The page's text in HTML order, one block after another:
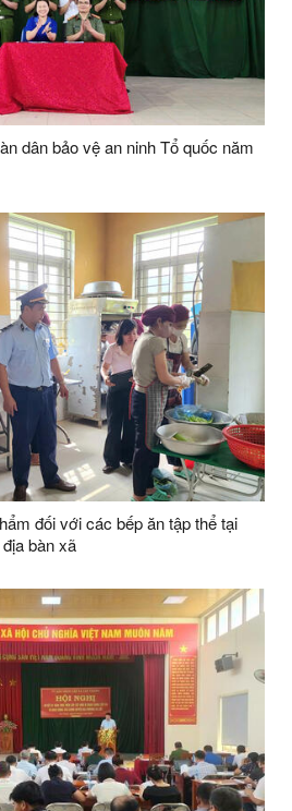
dân bảo vệ an ninh Tổ quốc năm
đối với các bếp ăn tập thể tại
bàn xã